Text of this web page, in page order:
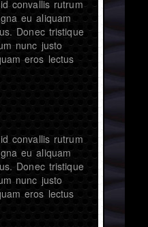
convallis rutrum
eu aliquam
Donec tristique
nunc justo
eros lectus
convallis rutrum
eu aliquam
Donec tristique
nunc justo
eros lectus